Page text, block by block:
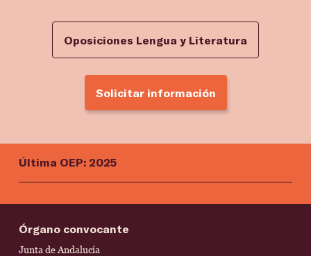
Oposiciones Lengua y Literatura
Solicitar información
Última OEP: 2025
Órgano convocante
Junta de Andalucía